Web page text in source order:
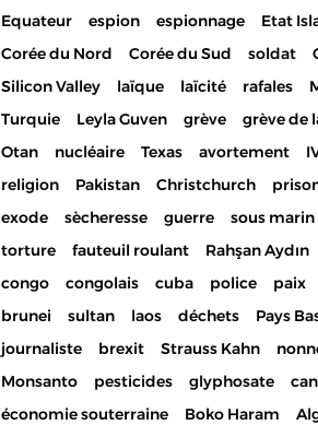
Equateur
espion espionnage
Etat
Corée du Nord
Corée du Sud soldat
Silicon Valley
laïque laïcité rafales
Turquie
Leyla Guven grève grève de
Otan
nucléaire Texas avortement
religion
Pakistan Christchurch
exode
sècheresse guerre sous marin
torture
fauteuil roulant Rahşan Aydın
congo
congolais cuba police paix
brunei
sultan laos déchets Pays
journaliste
brexit Strauss Kahn
Monsanto
pesticides glyphosate
économie souterraine
Boko Haram